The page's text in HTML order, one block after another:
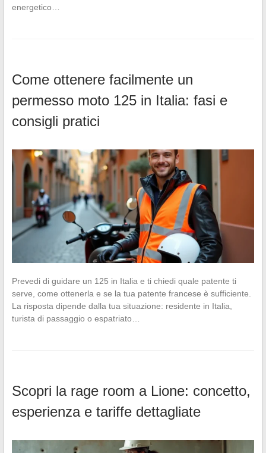
energetico…
Come ottenere facilmente un
permesso moto 125 in Italia: fasi e
consigli pratici
Prevedi di guidare un 125 in Italia e ti chiedi quale patente ti
serve, come ottenerla e se la tua patente francese è sufficiente.
La risposta dipende dalla tua situazione: residente in Italia,
turista di passaggio o espatriato…
Scopri la rage room a Lione: concetto,
esperienza e tariffe dettagliate